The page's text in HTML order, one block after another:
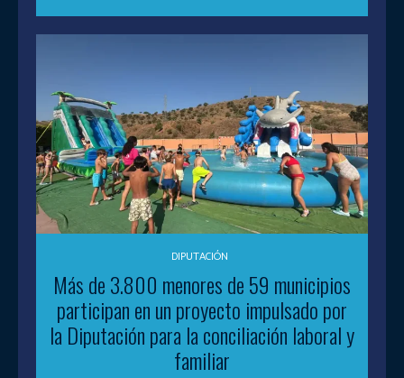
DIPUTACIÓN
Más de 3.800 menores de 59 municipios
participan en un proyecto impulsado por
la Diputación para la conciliación laboral y
familiar